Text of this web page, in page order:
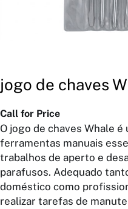
jogo de chaves
Call for Price
O jogo de chaves Whale
ferramentas manuais
trabalhos de aperto e
parafusos. Adequado
doméstico como
realizar tarefas de